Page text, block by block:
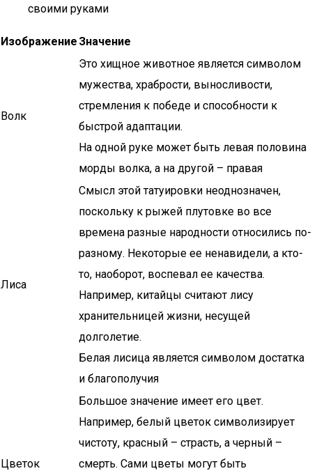
своими руками
Изображение Значение
Волк
Это хищное животное является символом
мужества, храбрости, выносливости,
стремления к победе и способности к
быстрой адаптации.
На одной руке может быть левая половина
морды волка, а на другой – правая
Лиса
Смысл этой татуировки неоднозначен,
поскольку к рыжей плутовке во все
времена разные народности относились по-
разному. Некоторые ее ненавидели, а кто-
то, наоборот, воспевал ее качества.
Например, китайцы считают лису
хранительницей жизни, несущей
долголетие.
Белая лисица является символом достатка
и благополучия
Цветок
Большое значение имеет его цвет.
Например, белый цветок символизирует
чистоту, красный – страсть, а черный –
смерть. Сами цветы могут быть